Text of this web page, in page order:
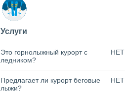
Услуги
Это горнолыжный курорт с
ледником?
НЕТ
Предлагает ли курорт беговые
лыжи?
НЕТ